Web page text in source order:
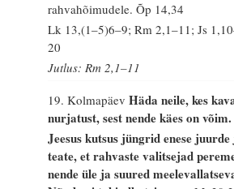
rahvahõimudele.Õp 14,34
Lk 13,(1–5)6–9; Rm 2,1–11; Js
20
Jutlus: Rm 2,1–11
19. KolmapäevHäda neile, kes
nurjatust, sest nende käes on
Jeesus kutsus jüngrid enese
teate, et rahvaste valitsejad
nende üle ja suured